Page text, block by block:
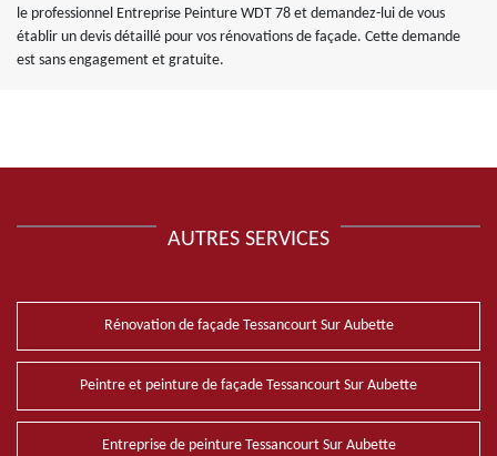
le professionnel Entreprise Peinture WDT 78 et demandez-lui de vous
établir un devis détaillé pour vos rénovations de façade. Cette demande
est sans engagement et gratuite.
AUTRES SERVICES
Rénovation de façade Tessancourt Sur Aubette
Peintre et peinture de façade Tessancourt Sur Aubette
Entreprise de peinture Tessancourt Sur Aubette